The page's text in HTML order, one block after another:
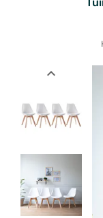
expand_less